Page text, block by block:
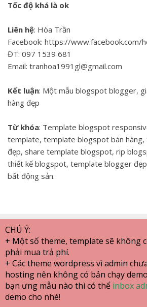
Tốc độ khá là ok
Liên hệ: Hòa Trần
Facebook: https://www.facebook.com/
ĐT: 097 1539 681
Email: tranhoa1991gl@gmail.com
Kết luận: Một mẫu blogspot blogger,
hàng đẹp
Từ khóa: Template blogspot
template, template blogspot bán
đẹp, share template blogspot, rip
thiết kế blogspot, template blogger
bất động sản.
CHÚ Ý:
+ Một số theme, template sẽ không
phải mua trả phí.
+ Các theme wordpress vì admin
hosting nên không có bản chạy
bạn ưng mẫu nào thì có thể inbox
demo cho nhé!